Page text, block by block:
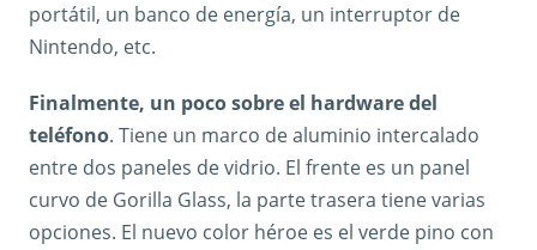
portátil, un banco de energía, un interruptor de
Nintendo, etc.
Finalmente, un poco sobre el hardware del
teléfono. Tiene un marco de aluminio intercalado
entre dos paneles de vidrio. El frente es un panel
curvo de Gorilla Glass, la parte trasera tiene varias
opciones. El nuevo color héroe es el verde pino con